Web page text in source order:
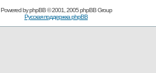
Powered byphpBB© 2001, 2005 phpBB Group
Русская поддержка phpBB